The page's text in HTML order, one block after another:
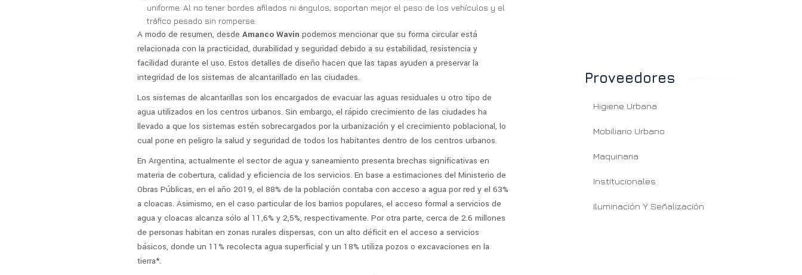
uniforme. Al no tener bordes afilados ni ángulos, soportan mejor el peso de los vehículos y el
tráfico pesado sin romperse.
A modo de resumen, desde Amanco Wavin podemos mencionar que su forma circular está
relacionada con la practicidad, durabilidad y seguridad debido a su estabilidad, resistencia y
facilidad durante el uso. Estos detalles de diseño hacen que las tapas ayuden a preservar la
integridad de los sistemas de alcantarillado en las ciudades.
Los sistemas de alcantarillas son los encargados de evacuar las aguas residuales u otro tipo de
agua utilizados en los centros urbanos. Sin embargo, el rápido crecimiento de las ciudades ha
llevado a que los sistemas estén sobrecargados por la urbanización y el crecimiento poblacional, lo
cual pone en peligro la salud y seguridad de todos los habitantes dentro de los centros urbanos.
En Argentina, actualmente el sector de agua y saneamiento presenta brechas significativas en
materia de cobertura, calidad y eficiencia de los servicios. En base a estimaciones del Ministerio de
Obras Públicas, en el año 2019, el 88% de la población contaba con acceso a agua por red y el 63%
a cloacas. Asimismo, en el caso particular de los barrios populares, el acceso formal a servicios de
agua y cloacas alcanza sólo al 11,6% y 2,5%, respectivamente. Por otra parte, cerca de 2.6 millones
de personas habitan en zonas rurales dispersas, con un alto déficit en el acceso a servicios
básicos, donde un 11% recolecta agua superficial y un 18% utiliza pozos o excavaciones en la
tierra*.
Proveedores
Higiene Urbana
Mobiliario Urbano
Maquinaria
Institucionales
Iluminación Y Señalización